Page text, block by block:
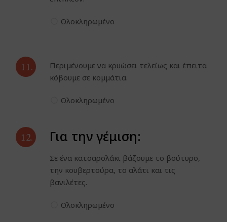
Ολοκληρωμένο
11.
Περιμένουμε να κρυώσει τελείως και έπειτα
κόβουμε σε κομμάτια.
Ολοκληρωμένο
12. Για την γέμιση:
Σε ένα κατσαρολάκι βάζουμε το βούτυρο,
την κουβερτούρα, το αλάτι και τις
βανιλέτες.
Ολοκληρωμένο